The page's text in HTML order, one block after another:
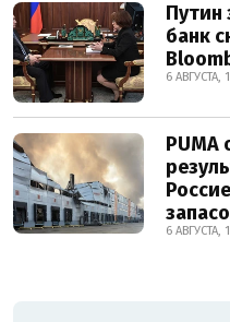
Путин
банк
6 АВГУСТА,
PUMA
6 АВГУСТА,